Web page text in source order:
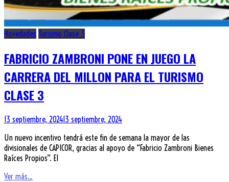
Novedades Turismo Clase 3
FABRICIO ZAMBRONI PONE EN JUEGO LA
CARRERA DEL MILLON PARA EL TURISMO
CLASE 3
13 septiembre, 202413 septiembre, 2024
Un nuevo incentivo tendrá este fin de semana la mayor de las
divisionales de CAPICOR, gracias al apoyo de “Fabricio Zambroni Bienes
Raíces Propios”. El
Ver más...